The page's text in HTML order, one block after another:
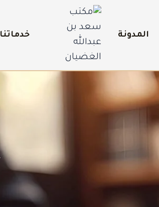
المدونة خدماتنا